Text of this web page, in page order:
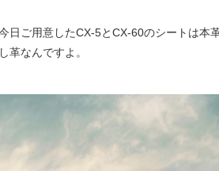
日ご用意したCX-5とCX-60のシートは本
革なんですよ。